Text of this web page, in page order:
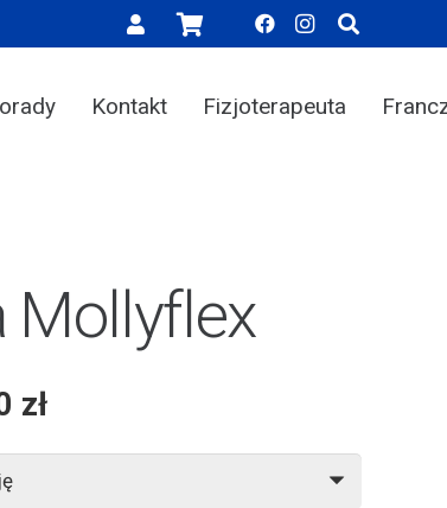
Kontakt Fizjoterapeuta
Mollyflex
zł